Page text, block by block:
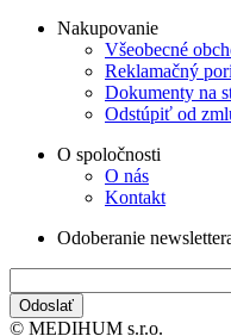
Nakupovanie
Všeobecné
Reklamačný
Dokumenty na
Odstúpiť od
O spoločnosti
O nás
Kontakt
Odoberanie
© MEDIHUM s.r.o.